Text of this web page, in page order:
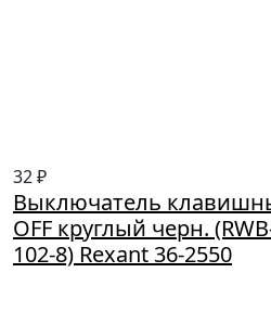
32 ₽
Выключатель
OFF круглый черн.
102-8) Rexant 36-2550